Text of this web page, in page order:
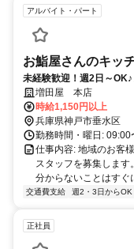
アルバイト・パート
お鮨屋さんのキッ
未経験歓迎！週2日～
増田屋 本店
時給1,150円以上
兵庫県神戸市垂水区
勤務時間・曜日:
仕事内容: 地域のお客
スタッフを募集します
分からないことはすぐ
交通費支給 週2・3日からOK
正社員